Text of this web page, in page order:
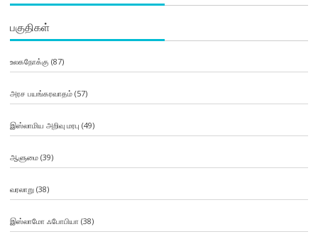
பகுதிகள்
உலகநோக்கு (87)
அரச பயங்கரவாதம்(57)
இஸ்லாமிய அறிவு மரபு (49)
ஆளுமை(39)
வரலாறு(38)
இஸ்லாமோ ஃபோபியா (38)